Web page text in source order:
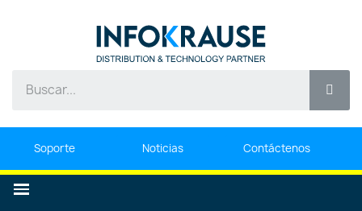
Soporte Noticias Contáctenos